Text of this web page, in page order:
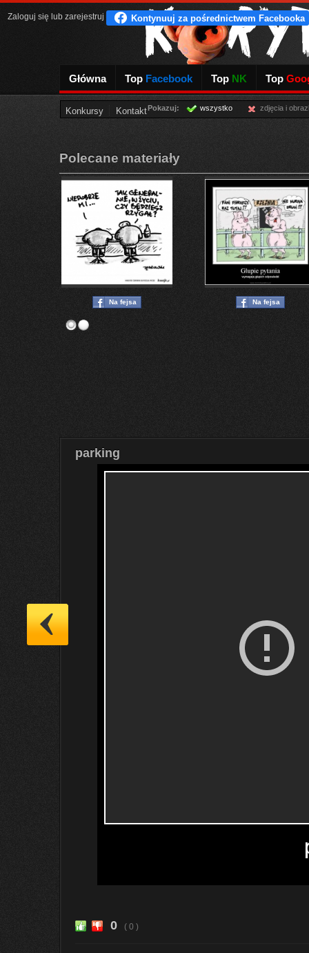
Główna Top Facebook Top NK Top
Konkursy Kontakt
Zaloguj się lub zarejestruj
Pokazuj: wszystko zdjęcia i
Polecane materiały
Na fejsa Na fejsa
parking
0 ( 0 )